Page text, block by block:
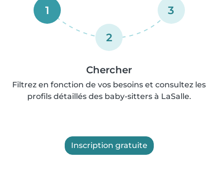
1
2
3
Chercher
Filtrez en fonction de vos besoins et consultez les
profils détaillés des baby-sitters à LaSalle.
Inscription gratuite